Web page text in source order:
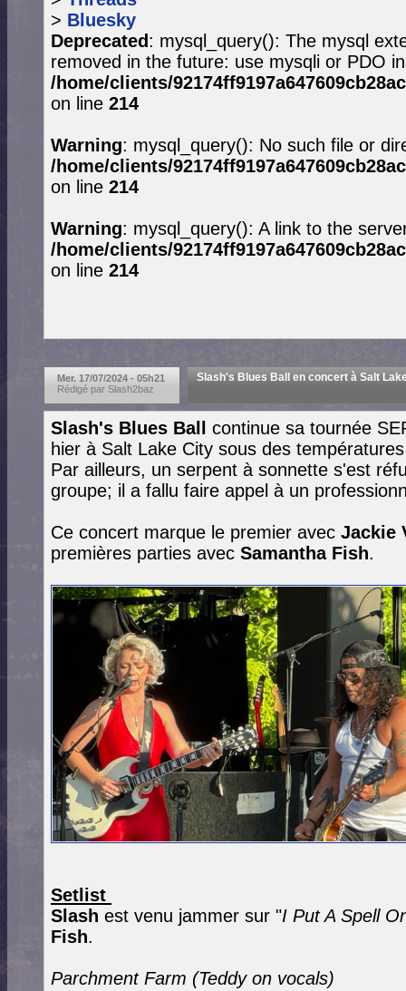
> Bluesky
Deprecated: mysql_query(): The mysql
removed in the future: use mysqli or PDO
/home/clients/
on line 214
Warning: mysql_query(): No such file or
/home/clients/
on line 214
Warning: mysql_query(): A link to the
/home/clients/
on line 214
Mer. 17/07/2024 - 05h21
Rédigé par Slash2baz
Slash's Blues Ball en concert à Salt
Slash's Blues Ball
continue sa tournée
hier à Salt Lake City sous des
Par ailleurs, un serpent à sonnette s'est
groupe; il a fallu faire appel à un
Ce concert marque le premier avec Jackie
premières parties avec Samantha Fish.
Setlist
Slash est venu jammer sur "I Put A Spell
Fish.
Parchment Farm (Teddy on vocals)